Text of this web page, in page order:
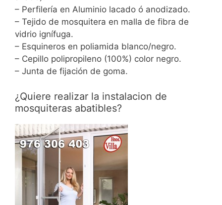
– Perfilería en Aluminio lacado ó anodizado.
– Tejido de mosquitera en malla de fibra de
vidrio ignífuga.
– Esquineros en poliamida blanco/negro.
– Cepillo polipropileno (100%) color negro.
– Junta de fijación de goma.
¿Quiere realizar la instalacion de
mosquiteras abatibles?